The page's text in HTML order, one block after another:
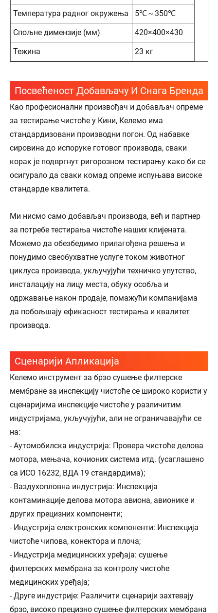
Температура радног окружења 5℃～350℃
Спољне димензије (мм) 420×400×430
Тежина 23 кг
Посвећеност Добављачу И Снага Бренда
Као професионални произвођач и добављач опреме
за тестирање чистоће у Кини, Келемо има
стандардизовани производни погон. Од набавке
сировина до испоруке готовог производа, сваки
корак је подвргнут ригорозном тестирању како би се
осигурало да сваки комад опреме испуњава високе
стандарде квалитета.
Ми нисмо само добављач производа, већ и партнер
за потребе тестирања чистоће наших клијената.
Можемо да обезбедимо прилагођена решења и
понудимо свеобухватне услуге током животног
циклуса производа, укључујући техничко упутство,
инсталацију на лицу места, обуку особља и
одржавање након продаје, помажући компанијама
да побољшају ефикасност тестирања и квалитет
производа.
Сценарији Апликација
Келемо инструмент за брзо сушење филтерске
мембране за инспекцију чистоће се широко користи у
сценаријима инспекције чистоће у различитим
индустријама, укључујући, али не ограничавајући се
на:
- Аутомобилска индустрија: Провера чистоће делова
мотора, мењача, кочионих система итд. (усаглашено
са ИСО 16232, ВДА 19 стандардима);
- Ваздухопловна индустрија: Инспекција
контаминације делова мотора авиона, авионике и
других прецизних компоненти;
- Индустрија електронских компоненти: Инспекција
чистоће чипова, конектора и плоча;
- Индустрија медицинских уређаја: сушење
филтерских мембрана за контролу чистоће
медицинских уређаја;
- Друге индустрије: Различити сценарији захтевају
брзо, високо прецизно сушење филтерских мембрана